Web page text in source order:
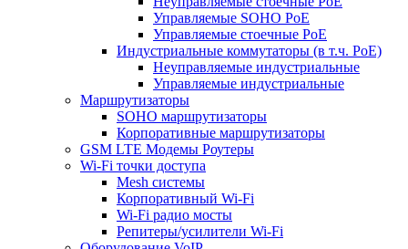
Управляемые SOHO PoE
Управляемые стоечные PoE
Индустриальные коммутаторы (в т.ч. РоЕ)
Неуправляемые индустриальные
Управляемые индустриальные
Маршрутизаторы
SOHO маршрутизаторы
Корпоративные маршрутизаторы
GSM LTE Модемы Роутеры
Wi-Fi точки доступа
Mesh системы
Корпоративный Wi-Fi
Wi-Fi радио мосты
Репитеры/усилители Wi-Fi